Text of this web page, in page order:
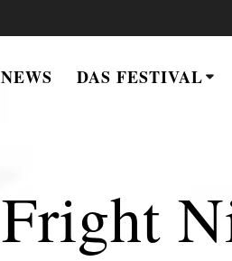
NEWS DAS FESTIVAL
Fright